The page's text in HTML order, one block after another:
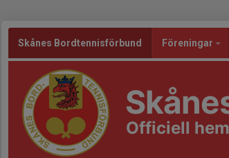
Skånes Bordtennisförbund Föreningar
Officiell